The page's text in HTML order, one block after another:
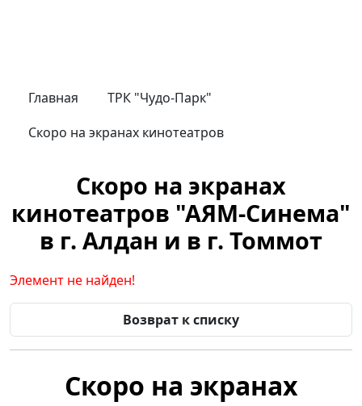
Главная
ТРК "Чудо-Парк"
Скоро на экранах кинотеатров
Скоро на экранах
кинотеатров "АЯМ-Синема"
в г. Алдан и в г. Томмот
Элемент не найден!
Возврат к списку
Скоро на экранах